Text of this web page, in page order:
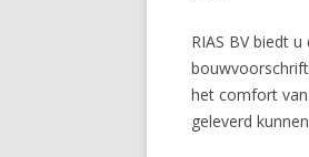
RIAS BV biedt
het comfort
geleverd